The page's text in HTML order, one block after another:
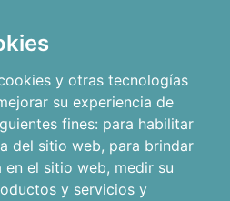
y otras tecnologías
su experiencia de
fines: para habilitar
del sitio web, para brindar
en el sitio web, medir su
y servicios y